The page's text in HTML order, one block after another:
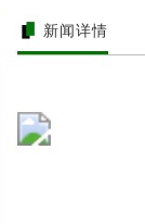
新闻详情